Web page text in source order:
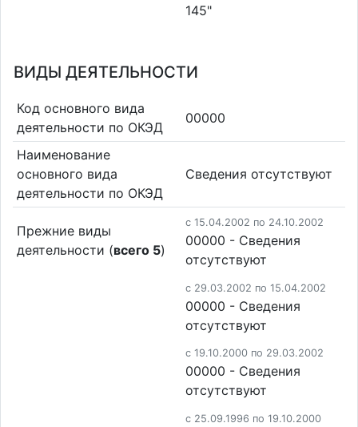
145"
ВИДЫ ДЕЯТЕЛЬНОСТИ
Код основного вида
деятельности по ОКЭД
00000
Наименование
основного вида
деятельности по ОКЭД
Cведения отсутствуют
Прежние виды
деятельности (всего 5)
c 15.04.2002 по 24.10.2002
00000 - Cведения
отсутствуют
c 29.03.2002 по 15.04.2002
00000 - Cведения
отсутствуют
c 19.10.2000 по 29.03.2002
00000 - Cведения
отсутствуют
c 25.09.1996 по 19.10.2000